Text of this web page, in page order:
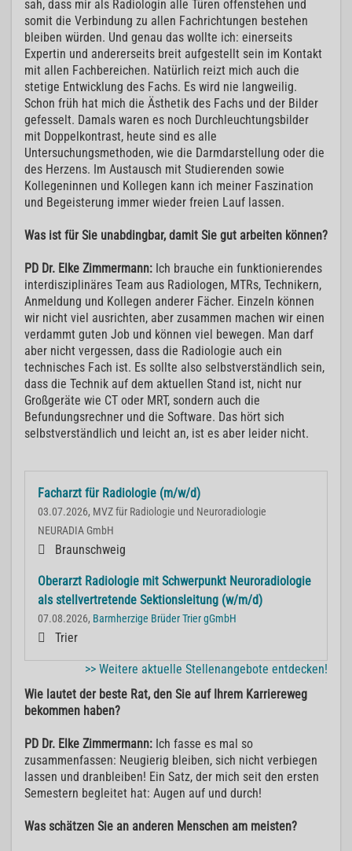
sah, dass mir als Radiologin alle Türen offenstehen und
somit die Verbindung zu allen Fachrichtungen bestehen
bleiben würden. Und genau das wollte ich: einerseits
Expertin und andererseits breit aufgestellt sein im Kontakt
mit allen Fachbereichen. Natürlich reizt mich auch die
stetige Entwicklung des Fachs. Es wird nie langweilig.
Schon früh hat mich die Ästhetik des Fachs und der Bilder
gefesselt. Damals waren es noch Durchleuchtungsbilder
mit Doppelkontrast, heute sind es alle
Untersuchungsmethoden, wie die Darmdarstellung oder die
des Herzens. Im Austausch mit Studierenden sowie
Kollegeninnen und Kollegen kann ich meiner Faszination
und Begeisterung immer wieder freien Lauf lassen.
Was ist für Sie unabdingbar, damit Sie gut arbeiten können?
PD Dr. Elke Zimmermann: Ich brauche ein funktionierendes
interdisziplinäres Team aus Radiologen, MTRs, Technikern,
Anmeldung und Kollegen anderer Fächer. Einzeln können
wir nicht viel ausrichten, aber zusammen machen wir einen
verdammt guten Job und können viel bewegen. Man darf
aber nicht vergessen, dass die Radiologie auch ein
technisches Fach ist. Es sollte also selbstverständlich sein,
dass die Technik auf dem aktuellen Stand ist, nicht nur
Großgeräte wie CT oder MRT, sondern auch die
Befundungsrechner und die Software. Das hört sich
selbstverständlich und leicht an, ist es aber leider nicht.
Facharzt für Radiologie (m/w/d)
03.07.2026, MVZ für Radiologie und Neuroradiologie
NEURADIA GmbH
Braunschweig
Oberarzt Radiologie mit Schwerpunkt Neuroradiologie
als stellvertretende Sektionsleitung (w/m/d)
07.08.2026, Barmherzige Brüder Trier gGmbH
Trier
>> Weitere aktuelle Stellenangebote entdecken!
Wie lautet der beste Rat, den Sie auf Ihrem Karriereweg
bekommen haben?
PD Dr. Elke Zimmermann: Ich fasse es mal so
zusammenfassen: Neugierig bleiben, sich nicht verbiegen
lassen und dranbleiben! Ein Satz, der mich seit den ersten
Semestern begleitet hat: Augen auf und durch!
Was schätzen Sie an anderen Menschen am meisten?